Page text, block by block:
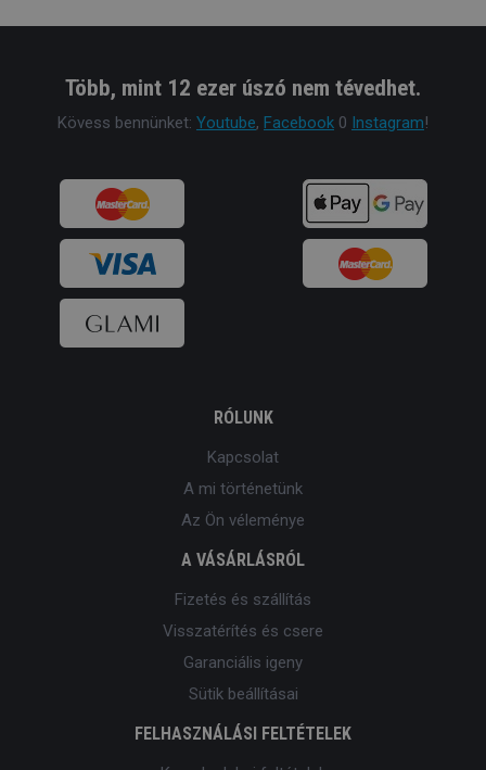
Több, mint 12 ezer úszó nem tévedhet.
Kövess bennünket: Youtube, Facebook 0 Instagram!
RÓLUNK
Kapcsolat
A mi történetünk
Az Ön véleménye
A VÁSÁRLÁSRÓL
Fizetés és szállítás
Visszatérítés és csere
Garanciális igeny
Sütik beállításai
FELHASZNÁLÁSI FELTÉTELEK